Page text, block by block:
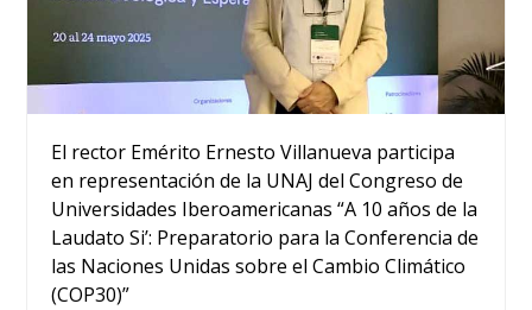
El rector Emérito Ernesto Villanueva participa
en representación de la UNAJ del Congreso de
Universidades Iberoamericanas “A 10 años de la
Laudato Si’: Preparatorio para la Conferencia de
las Naciones Unidas sobre el Cambio Climático
(COP30)”